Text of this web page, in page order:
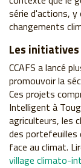
série d'actions, y
changements
Les initiatives
CCAFS a lancé
promouvoir la
Ces projets
Intelligent à
agriculteurs, les
des
face au climat.
village climato-